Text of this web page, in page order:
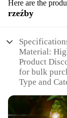
Here are the
rzeźby
Material:
Product
for bulk
Type and
Design and
designs